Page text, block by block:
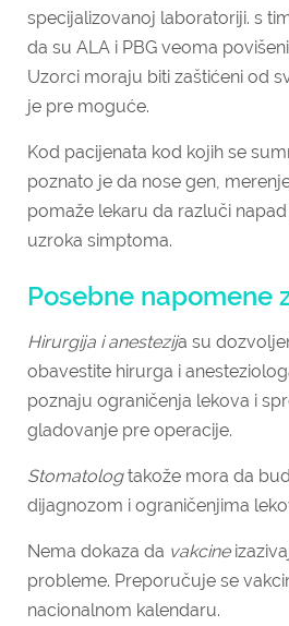
specijalizovanoj laboratoriji. s
da su ALA i PBG veoma
Uzorci moraju biti zaštićeni od
je pre moguće.
Kod pacijenata kod kojih se
poznato je da nose gen,
pomaže lekaru da razluči
uzroka simptoma.
Posebne napomene
Hirurgija i anestezija su
obavestite hirurga i
poznaju ograničenja lekova i
gladovanje pre operacije.
Stomatologtakože mora da
dijagnozom i ograničenjima
Nema dokaza da vakcine
probleme. Preporučuje se
nacionalnom kalendaru.